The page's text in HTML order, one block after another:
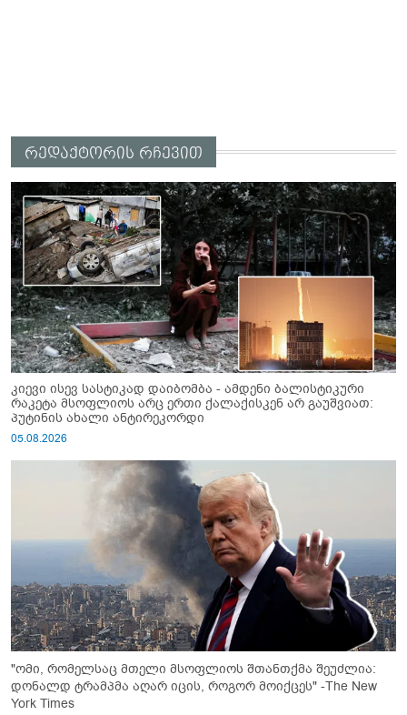
რედაქტორის რჩევით
კიევი ისევ სასტიკად დაიბომბა - ამდენი ბალისტიკური
რაკეტა მსოფლიოს არც ერთი ქალაქისკენ არ გაუშვიათ:
პუტინის ახალი ანტირეკორდი
05.08.2026
"ომი, რომელსაც მთელი მსოფლიოს შთანთქმა შეუძლია:
დონალდ ტრამპმა აღარ იცის, როგორ მოიქცეს" -The New
York Times